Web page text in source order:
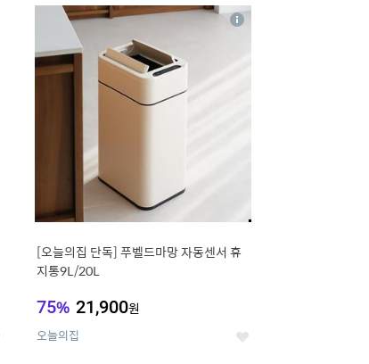
16
[오늘의집 단독] 푸벨드마망 자동센서 휴
지통9L/20L
75% 21,900원
오늘의집 좋
상